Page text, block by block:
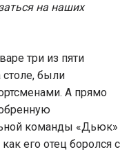
на наших
три из пяти
были
А прямо
команды «Дьюк»
его отец боролся с